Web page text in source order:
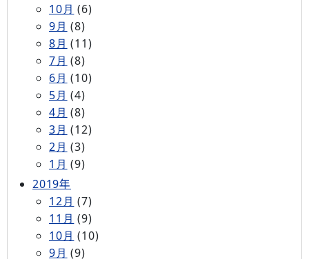
10月 (6)
9月 (8)
8月 (11)
7月 (8)
6月 (10)
5月 (4)
4月 (8)
3月 (12)
2月 (3)
1月 (9)
2019年
12月 (7)
11月 (9)
10月 (10)
9月 (9)